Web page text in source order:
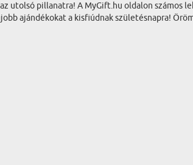
utolsó pillanatra! A MyGift.hu oldalon számos
ajándékokat a kisfiúdnak születésnapra!